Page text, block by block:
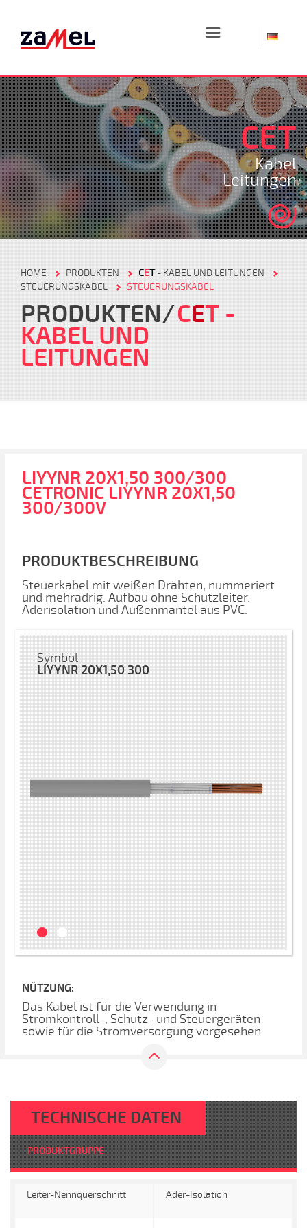
☰
CET
Kabel
Leitungen
HOME PRODUKTEN CET- KABEL UND LEITUNGEN
STEUERUNGSKABEL
STEUERUNGSKABEL
PRODUKTEN CET -
KABEL UND
LEITUNGEN
LIYYNR 20X1,50 300/300
CETRONIC LIYYNR 20X1,50
300/300V
PRODUKTBESCHREIBUNG
Steuerkabel mit weißen Drähten, nummeriert
und mehradrig. Aufbau ohne Schutzleiter.
Aderisolation und Außenmantel aus PVC.
Symbol
LIYYNR 20X1,50 300
NÜTZUNG:
Das Kabel ist für die Verwendung in
Stromkontroll-, Schutz- und Steuergeräten
sowie für die Stromversorgung vorgesehen.
TECHNISCHE DATEN
PRODUKTGRUPPE
Leiter-Nennquerschnitt Ader-Isolation